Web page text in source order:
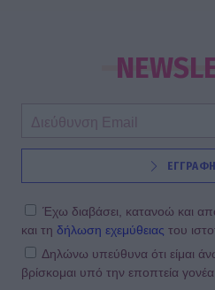
Έχω διαβάσει, κατανοώ και
και τη δήλωση εχεμύθειας του
Δηλώνω υπεύθυνα ότι είμαι
βρίσκομαι υπό την εποπτεία